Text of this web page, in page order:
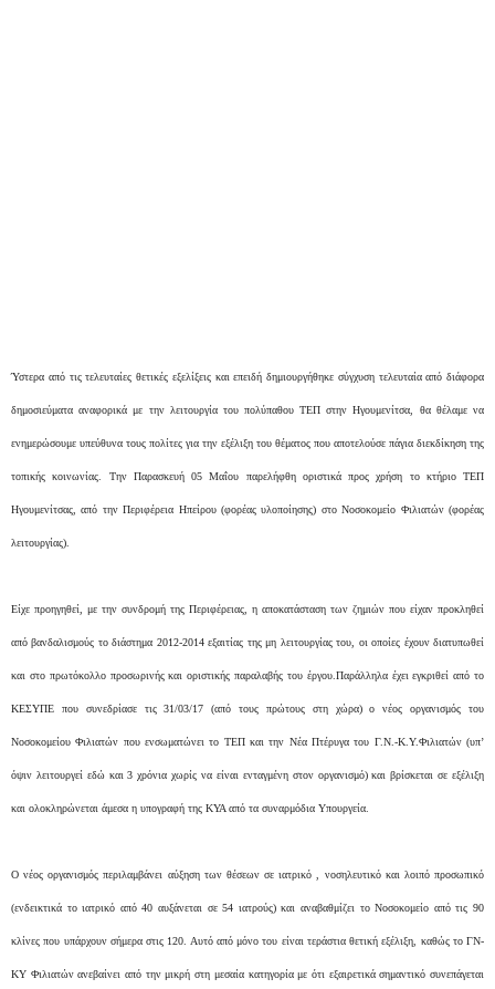
Ύστερα από τις τελευταίες θετικές εξελίξεις και επειδή δημιουργήθηκε σύγχυση τελευταία από διάφορα
δημοσιεύματα αναφορικά με την λειτουργία του πολύπαθου ΤΕΠ στην Ηγουμενίτσα, θα θέλαμε να
ενημερώσουμε υπεύθυνα τους πολίτες για την εξέλιξη του θέματος που αποτελούσε πάγια διεκδίκηση της
τοπικής κοινωνίας. Την Παρασκευή 05 Μαΐου παρελήφθη οριστικά προς χρήση το κτήριο ΤΕΠ
Ηγουμενίτσας, από την Περιφέρεια Ηπείρου (φορέας υλοποίησης) στο Νοσοκομείο Φιλιατών (φορέας
λειτουργίας).
Είχε προηγηθεί, με την συνδρομή της Περιφέρειας, η αποκατάσταση των ζημιών που είχαν προκληθεί
από βανδαλισμούς το διάστημα 2012-2014 εξαιτίας της μη λειτουργίας του, οι οποίες έχουν διατυπωθεί
και στο πρωτόκολλο προσωρινής και οριστικής παραλαβής του έργου.Παράλληλα έχει εγκριθεί από το
ΚΕΣΥΠΕ που συνεδρίασε τις 31/03/17 (από τους πρώτους στη χώρα) ο νέος οργανισμός του
Νοσοκομείου Φιλιατών που ενσωματώνει το ΤΕΠ και την Νέα Πτέρυγα του Γ.Ν.-Κ.Υ.Φιλιατών (υπ’
όψιν λειτουργεί εδώ και 3 χρόνια χωρίς να είναι ενταγμένη στον οργανισμό) και βρίσκεται σε εξέλιξη
και ολοκληρώνεται άμεσα η υπογραφή της ΚΥΑ από τα συναρμόδια Υπουργεία.
Ο νέος οργανισμός περιλαμβάνει αύξηση των θέσεων σε ιατρικό , νοσηλευτικό και λοιπό προσωπικό
(ενδεικτικά το ιατρικό από 40 αυξάνεται σε 54 ιατρούς) και αναβαθμίζει το Νοσοκομείο από τις 90
κλίνες που υπάρχουν σήμερα στις 120. Αυτό από μόνο του είναι τεράστια θετική εξέλιξη, καθώς το ΓΝ-
ΚΥ Φιλιατών ανεβαίνει από την μικρή στη μεσαία κατηγορία με ότι εξαιρετικά σημαντικό συνεπάγεται